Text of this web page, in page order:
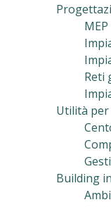
MEP
Reti
Utilità
Building